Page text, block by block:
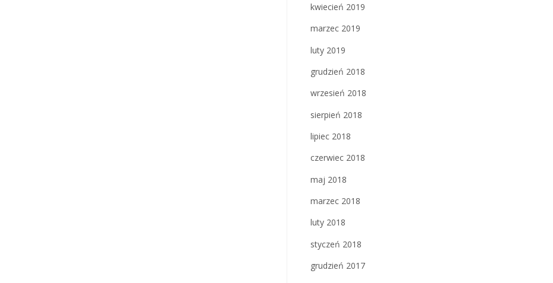
kwiecień 2019
marzec 2019
luty 2019
grudzień 2018
wrzesień 2018
sierpień 2018
lipiec 2018
czerwiec 2018
maj 2018
marzec 2018
luty 2018
styczeń 2018
grudzień 2017